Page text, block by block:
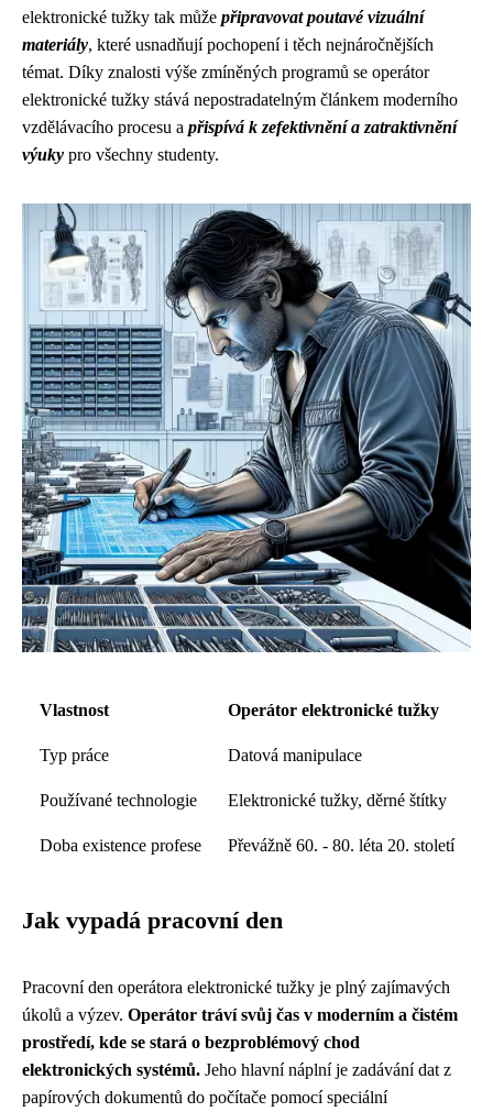
elektronické tužky tak může připravovat poutavé vizuální
materiály, které usnadňují pochopení i těch nejnáročnějších
témat. Díky znalosti výše zmíněných programů se operátor
elektronické tužky stává nepostradatelným článkem moderního
vzdělávacího procesu a přispívá k zefektivnění a zatraktivnění
výuky pro všechny studenty.
Vlastnost Operátor elektronické tužky
Typ práce Datová manipulace
Používané technologie Elektronické tužky, děrné štítky
Doba existence profese Převážně 60. - 80. léta 20. století
Jak vypadá pracovní den
Pracovní den operátora elektronické tužky je plný zajímavých
úkolů a výzev. Operátor tráví svůj čas v moderním a čistém
prostředí, kde se stará o bezproblémový chod
elektronických systémů. Jeho hlavní náplní je zadávání dat z
papírových dokumentů do počítače pomocí speciální